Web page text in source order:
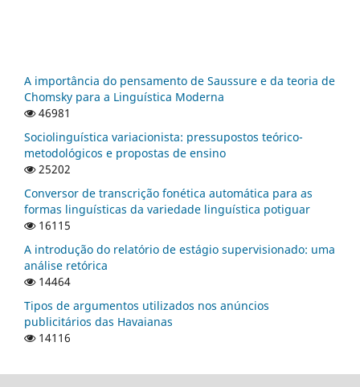
A importância do pensamento de Saussure e da teoria de
Chomsky para a Linguística Moderna
46981
Sociolinguística variacionista: pressupostos teórico-
metodológicos e propostas de ensino
25202
Conversor de transcrição fonética automática para as
formas linguísticas da variedade linguística potiguar
16115
A introdução do relatório de estágio supervisionado: uma
análise retórica
14464
Tipos de argumentos utilizados nos anúncios
publicitários das Havaianas
14116